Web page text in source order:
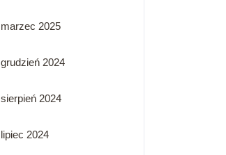
marzec 2025
grudzień 2024
sierpień 2024
lipiec 2024